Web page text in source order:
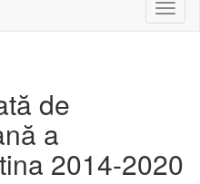
sau
de
a
2014-2020